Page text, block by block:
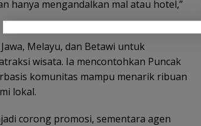
hanya mengandalkan mal atau hotel,”
Melayu, dan Betawi untuk
wisata. Ia mencontohkan Puncak
komunitas mampu menarik ribuan
lokal.
corong promosi, sementara agen